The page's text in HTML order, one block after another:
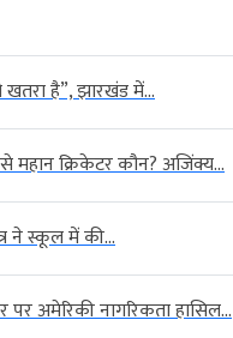
खतरा है”, झारखंड में...
महान क्रिकेटर कौन? अजिंक्य...
ने स्कूल में की...
अमेरिकी नागरिकता हासिल...